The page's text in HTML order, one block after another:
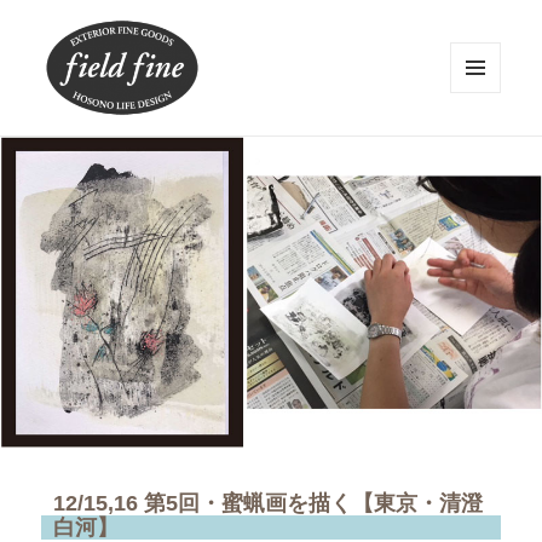
field fine
12/15,16 第5回・蜜蝋画を描く【東京・清澄
白河】